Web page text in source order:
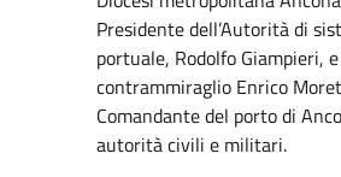
Presidente dell’Autorità di
portuale, Rodolfo Giampieri,
contrammiraglio Enrico
Comandante del porto di
autorità civili e militari.